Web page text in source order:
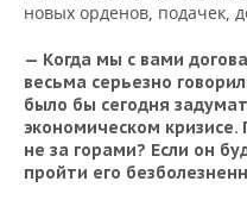
новых орденов, подачек,
— Когда мы с вами
весьма серьезно
было бы сегодня
экономическом
не за горами? Если он
пройти его